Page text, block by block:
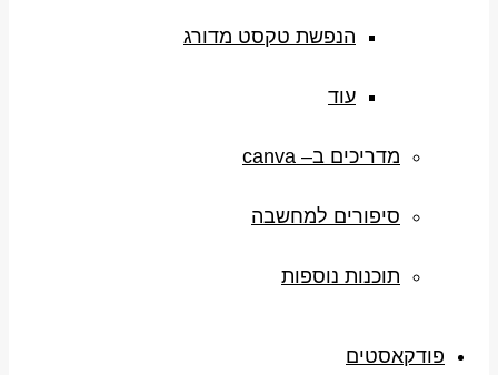
הנפשת טקסט מדורג
עוד
מדריכים ב– canva
סיפורים למחשבה
תוכנות נוספות
פודקאסטים